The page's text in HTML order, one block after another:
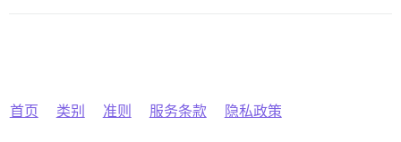
首页 类别 准则 服务条款 隐私政策